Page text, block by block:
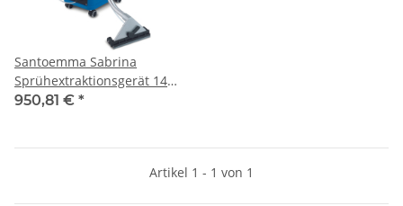
Santoemma Sabrina
Sprühextraktionsgerät 14
Liter 1x 500W Motor, kpl. mit
950,81 € *
Artikel 1 - 1 von 1